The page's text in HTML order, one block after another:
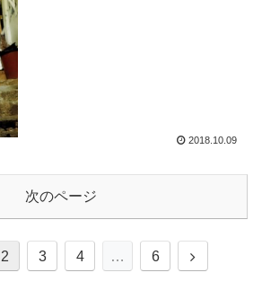
2018.10.09
次のページ
2 3 4 … 6